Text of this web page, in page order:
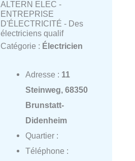
ALTERN ELEC -
ENTREPRISE
D'ÉLECTRICITÉ - Des
électriciens qualif
Catégorie : Électricien
Adresse : 11
Steinweg, 68350
Brunstatt-
Didenheim
Quartier :
Téléphone :